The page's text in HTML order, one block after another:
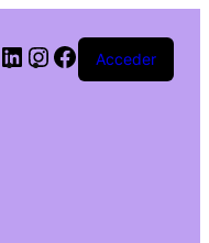
Acceder